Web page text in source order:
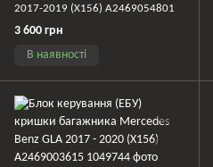
2017-2019 (X156) A2469054801
3 600 грн
В наявності